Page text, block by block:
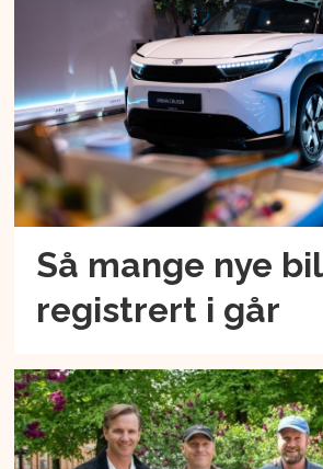
Så mange nye
registrert i går